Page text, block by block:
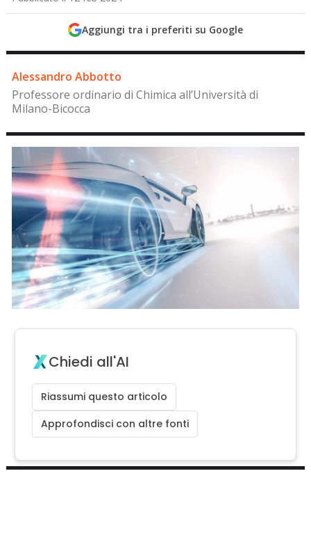
Aggiungi tra i preferiti su Google
Alessandro Abbotto
Professore ordinario di Chimica all’Università di
Milano-Bicocca
Chiedi all'AI
Riassumi questo articolo
Approfondisci con altre fonti